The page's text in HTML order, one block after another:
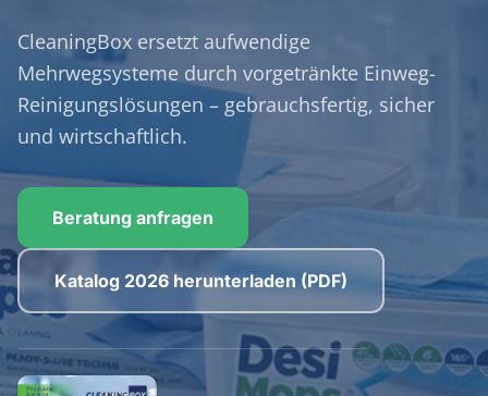
CleaningBox ersetzt aufwendige
Mehrwegsysteme durch vorgetränkte Einweg-
Reinigungslösungen – gebrauchsfertig, sicher
und wirtschaftlich.
Beratung anfragen
Katalog 2026 herunterladen (PDF)